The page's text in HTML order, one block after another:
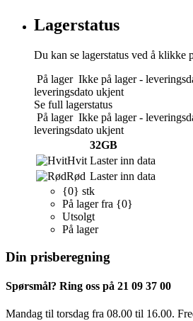
Lagerstatus
Du kan se lagerstatus ved å klikke
På lager Ikke på lager -
leveringsdato ukjent
Se full lagerstatus
På lager Ikke på lager -
leveringsdato ukjent
32GB
Hvit Laster inn data
Rød Laster inn data
{0} stk
På lager fra {0}
Utsolgt
På lager
Din prisberegning
Spørsmål? Ring oss på 21 09 37 00
Mandag til torsdag ​​fra 08.00 til 16.00.